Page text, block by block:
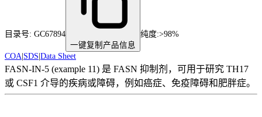
目录号: GC67894
一键复制产品信息
纯度:>98%
COA SDS Data Sheet
FASN-IN-5 (example 11) 是 FASN 抑制剂，可用于研究 TH17
或 CSF1 介导的疾病或障碍，例如癌症、免疫障碍和肥胖症。